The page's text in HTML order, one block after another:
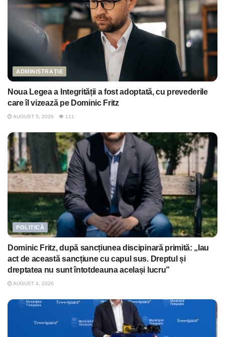
ADMINISTRAȚIE
Noua Legea a Integrității a fost adoptată, cu prevederile
care îl vizează pe Dominic Fritz
AUGUST 5, 2026 111
POLITICĂ
Dominic Fritz, după sancțiunea discipinară primită: „Iau
act de această sancțiune cu capul sus. Dreptul și
dreptatea nu sunt întotdeauna același lucru”
AUGUST 4, 2026